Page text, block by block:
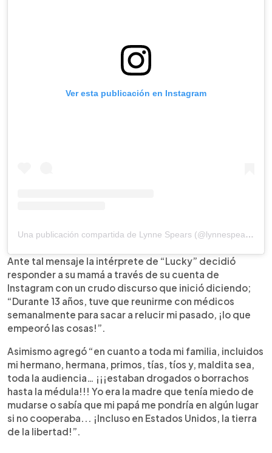
Ver esta publicación en Instagram
Una publicación compartida de Lynne Spears (@lynnespears_rf)
Ante tal mensaje la intérprete de “Lucky” decidió
responder a su mamá a través de su cuenta de
Instagram con un crudo discurso que inició diciendo;
“Durante 13 años, tuve que reunirme con médicos
semanalmente para sacar a relucir mi pasado, ¡lo que
empeoró las cosas!”.
Asimismo agregó “en cuanto a toda mi familia, incluidos
mi hermano, hermana, primos, tías, tíos y, maldita sea,
toda la audiencia… ¡¡¡estaban drogados o borrachos
hasta la médula!!! Yo era la madre que tenía miedo de
mudarse o sabía que mi papá me pondría en algún lugar
si no cooperaba... ¡Incluso en Estados Unidos, la tierra
de la libertad!”.